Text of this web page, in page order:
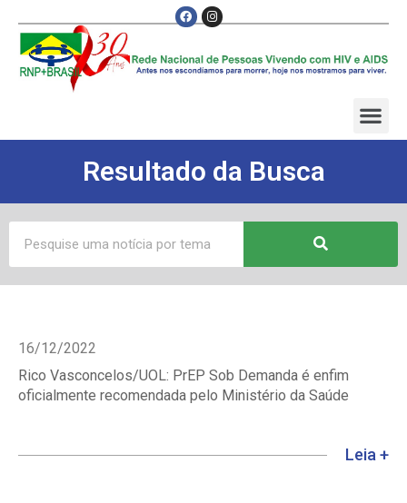
Resultado da Busca
16/12/2022
Rico Vasconcelos/UOL: PrEP Sob Demanda é enfim
oficialmente recomendada pelo Ministério da Saúde
Leia +